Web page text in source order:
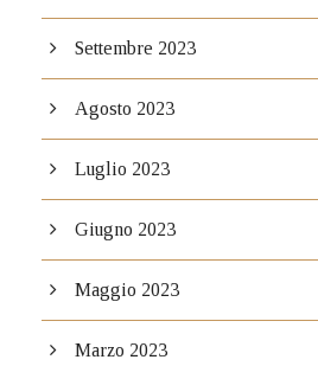
Settembre 2023
Agosto 2023
Luglio 2023
Giugno 2023
Maggio 2023
Marzo 2023